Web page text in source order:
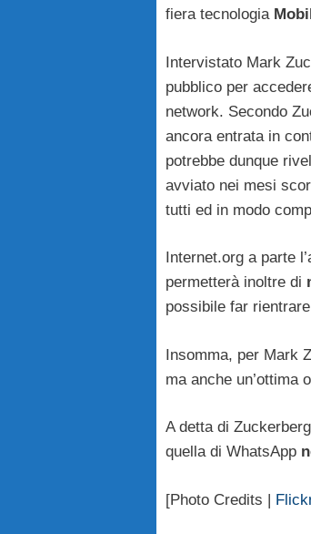
fiera tecnologia
Intervistato Mark
pubblico per
network. Secondo
ancora entrata in
potrebbe dunque
avviato nei mesi
tutti ed in modo
Internet.org a parte
permetterà inoltre di
possibile far
Insomma, per Mark
ma anche un’ottima
A detta di
quella di WhatsApp
[Photo Credits |